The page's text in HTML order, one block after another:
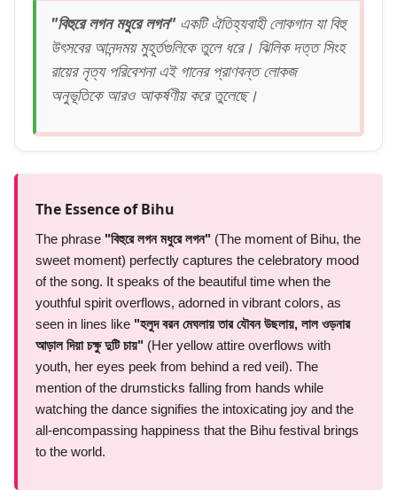
"বিহুরে লগন মধুরে লগন"একটি ঐতিহ্যবাহী লোকগান যা বিহু
উৎসবের আনন্দময় মুহূর্তগুলিকে তুলে ধরে। ঝিলিক দত্ত সিংহ
রায়ের নৃত্য পরিবেশনা এই গানের প্রাণবন্ত লোকজ
অনুভূতিকে আরও আকর্ষণীয় করে তুলেছে।
The Essence of Bihu
The phrase "বিহুরে লগন মধুরে লগন" (The moment of Bihu, the
sweet moment) perfectly captures the celebratory mood
of the song. It speaks of the beautiful time when the
youthful spirit overflows, adorned in vibrant colors, as
seen in lines like "হলুদ বরন মেঘলায় তার যৌবন উছলায়, লাল ওড়নার
আড়াল দিয়া চক্ষু দুটি চায়" (Her yellow attire overflows with
youth, her eyes peek from behind a red veil). The
mention of the drumsticks falling from hands while
watching the dance signifies the intoxicating joy and the
all-encompassing happiness that the Bihu festival brings
to the world.